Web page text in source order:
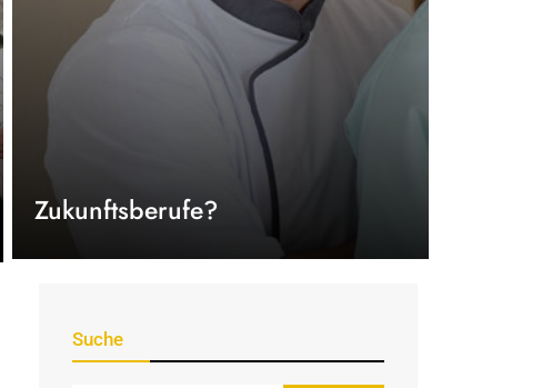
Zukunftsberufe?
Suche